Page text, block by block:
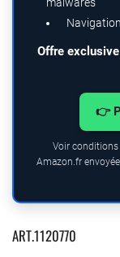
Offre
👉
Voir conditions
Amazon.fr
ART.1120770